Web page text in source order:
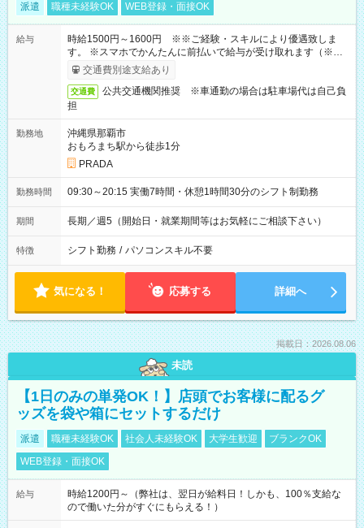
派遣 職種未経験OK WEB登録・面接OK
給与
時給1500円～1600円 ※※ご経験・スキルにより優遇致しま
す。 ※スマホでかんたんに前払いで給与が受け取れます（※上
限、条件あり）
交通費別途支給あり
交通費
公共交通機関推奨 ※車通勤の場合は駐車場代は自己負
担
勤務地
沖縄県那覇市
おもろまち駅から徒歩1分
PRADA
勤務時間 09:30～20:15 実働7時間・休憩1時間30分のシフト制勤務
期間 長期／週5（開始日・就業期間等はお気軽にご相談下さい）
特徴 シフト勤務 / パソコンスキル不要
気になる！ 応募する 詳細へ
掲載日：2026.08.06
未読
【1日のみの単発OK！】店頭でお客様に配るグ
ッズを袋や箱にセットするだけ
派遣 職種未経験OK 社会人未経験OK 大学生歓迎
ブランクOK
WEB登録・面接OK
給与
時給1200円～（弊社は、翌日が給料日！しかも、100％支給な
ので働いた分がすぐにもらえる！）